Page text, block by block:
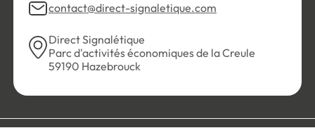
contact@direct-signaletique.com
Direct Signalétique
Parc d'activités économiques de la Creule
59190 Hazebrouck